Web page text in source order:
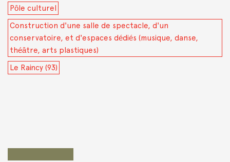
Pôle culturel
Construction d'une salle de spectacle, d'un
conservatoire, et d'espaces dédiés (musique, danse,
théâtre, arts plastiques)
Le Raincy (93)